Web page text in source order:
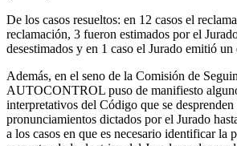
De los casos resueltos: en 12 casos el
reclamación, 3 fueron estimados por el
desestimados y en 1 caso el Jurado emitió un
Además, en el seno de la Comisión de
AUTOCONTROL puso de manifiesto
interpretativos del Código que se desprenden
pronunciamientos dictados por el Jurado
a los casos en que es necesario identificar la